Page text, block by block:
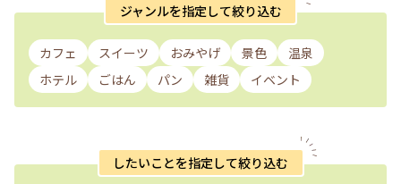
ジャンルを指定して絞り込む
カフェ スイーツ おみやげ 景色
温泉
ホテル
ごはん パン 雑貨 イベント
したいことを指定して絞り込む